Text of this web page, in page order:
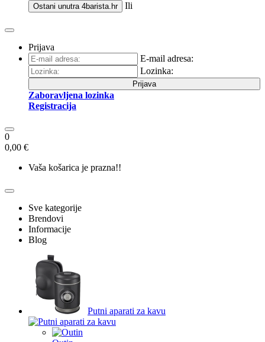
Ostani unutra 4barista.hr Ili
Prijava
E-mail adresa:
Lozinka:
Prijava
Zaboravljena lozinka
Registracija
0
0,00 €
Vaša košarica je prazna!!
Sve kategorije
Brendovi
Informacije
Blog
Putni aparati za kavu